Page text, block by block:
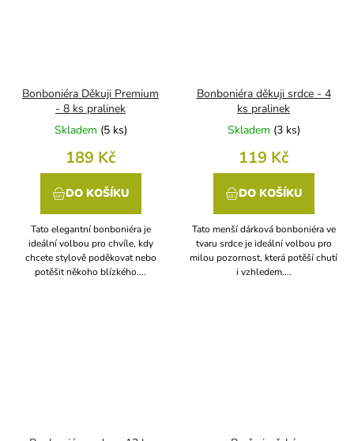
Bonboniéra Děkuji Premium
- 8 ks pralinek
Skladem (5 ks)
189 Kč
DO KOŠÍKU
Tato elegantní bonboniéra je
ideální volbou pro chvíle, kdy
chcete stylově poděkovat nebo
potěšit někoho blízkého....
Bonboniéra děkuji srdce - 4
ks pralinek
Skladem (3 ks)
119 Kč
DO KOŠÍKU
Tato menší dárková bonboniéra ve
tvaru srdce je ideální volbou pro
milou pozornost, která potěší chutí
i vzhledem....